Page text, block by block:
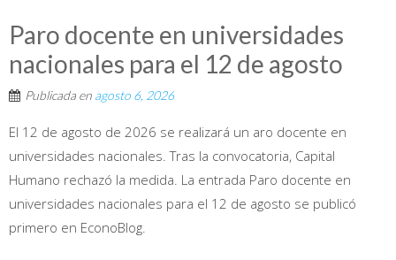
Paro docente en universidades
nacionales para el 12 de agosto
Publicada en agosto 6, 2026
El 12 de agosto de 2026 se realizará un aro docente en
universidades nacionales. Tras la convocatoria, Capital
Humano rechazó la medida. La entrada Paro docente en
universidades nacionales para el 12 de agosto se publicó
primero en EconoBlog.